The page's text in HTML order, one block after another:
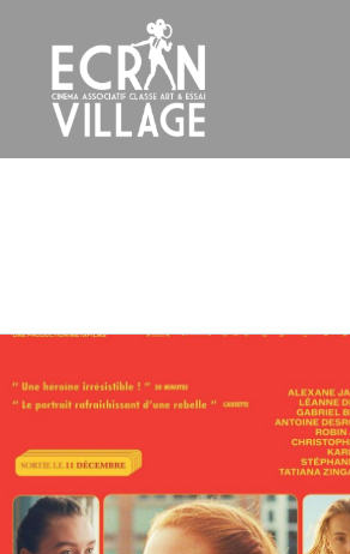
contenu
principal
ÉCRAN VILLAGE